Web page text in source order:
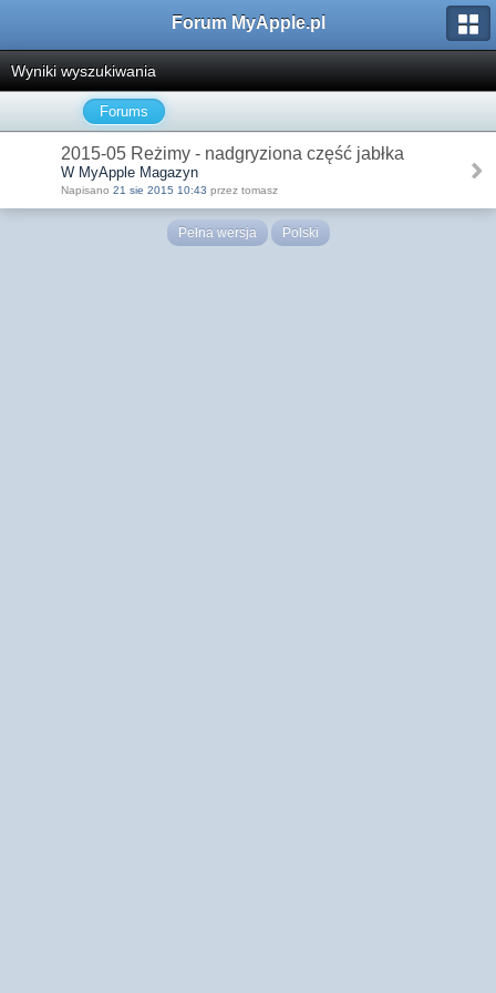
Forum MyApple.pl
Wyniki wyszukiwania
Forums
2015-05 Reżimy - nadgryziona część jabłka
W MyApple Magazyn
Napisano 21 sie 2015 10:43 przez tomasz
Pełna wersja Polski